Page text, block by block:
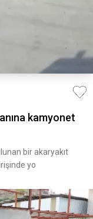
kamyonet
bir akaryakıt
yo